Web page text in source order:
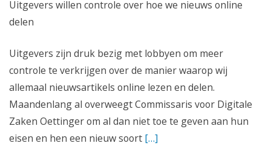
Uitgevers willen controle over hoe we nieuws online
delen
Uitgevers zijn druk bezig met lobbyen om meer
controle te verkrijgen over de manier waarop wij
allemaal nieuwsartikels online lezen en delen.
Maandenlang al overweegt Commissaris voor Digitale
Zaken Oettinger om al dan niet toe te geven aan hun
eisen en hen een nieuw soort […]